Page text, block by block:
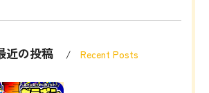
近の投稿 Recent Posts